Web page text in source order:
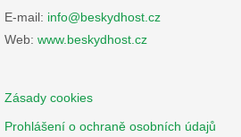
E-mail: info@beskydhost.cz
Web: www.beskydhost.cz
Zásady cookies
Prohlášení o ochraně osobních údajů